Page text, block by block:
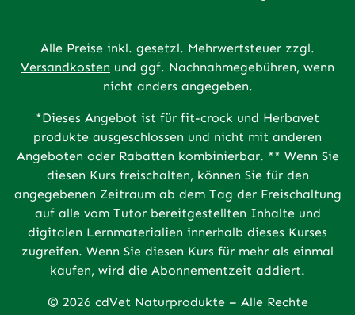
Alle Preise inkl. gesetzl. Mehrwertsteuer zzgl.
Versandkosten und ggf. Nachnahmegebühren, wenn
nicht anders angegeben.
*Dieses Angebot ist für fit-crock und Herbavet
produkte ausgeschlossen und nicht mit anderen
Angeboten oder Rabatten kombinierbar. ** Wenn Sie
diesen Kurs freischalten, können Sie für den
angegebenen Zeitraum ab dem Tag der Freischaltung
auf alle vom Tutor bereitgestellten Inhalte und
digitalen Lernmaterialien innerhalb dieses Kurses
zugreifen. Wenn Sie diesen Kurs für mehr als einmal
kaufen, wird die Abonnementzeit addiert.
© 2026 cdVet Naturprodukte – Alle Rechte